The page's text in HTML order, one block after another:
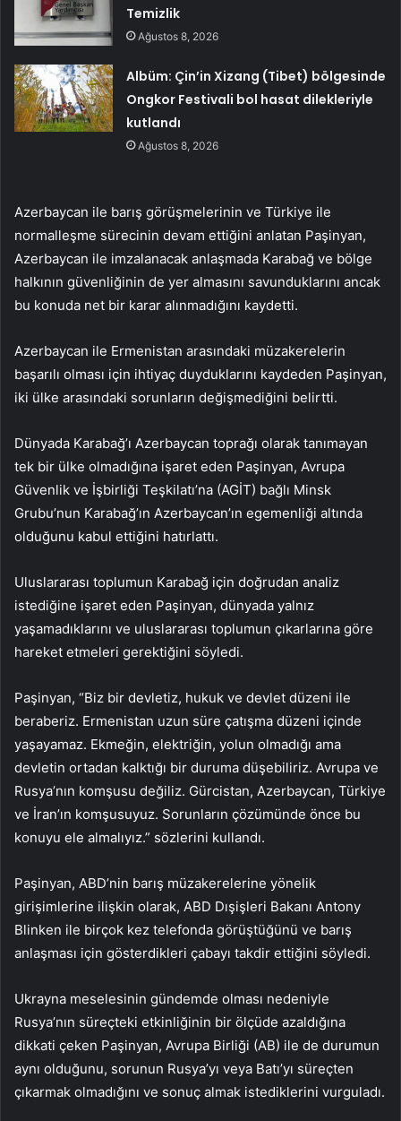
Temizlik
Ağustos 8, 2026
Albüm: Çin’in Xizang (Tibet) bölgesinde
Ongkor Festivali bol hasat dilekleriyle
kutlandı
Ağustos 8, 2026
Azerbaycan ile barış görüşmelerinin ve Türkiye ile
normalleşme sürecinin devam ettiğini anlatan Paşinyan,
Azerbaycan ile imzalanacak anlaşmada Karabağ ve bölge
halkının güvenliğinin de yer almasını savunduklarını ancak
bu konuda net bir karar alınmadığını kaydetti.
Azerbaycan ile Ermenistan arasındaki müzakerelerin
başarılı olması için ihtiyaç duyduklarını kaydeden Paşinyan,
iki ülke arasındaki sorunların değişmediğini belirtti.
Dünyada Karabağ’ı Azerbaycan toprağı olarak tanımayan
tek bir ülke olmadığına işaret eden Paşinyan, Avrupa
Güvenlik ve İşbirliği Teşkilatı’na (AGİT) bağlı Minsk
Grubu’nun Karabağ’ın Azerbaycan’ın egemenliği altında
olduğunu kabul ettiğini hatırlattı.
Uluslararası toplumun Karabağ için doğrudan analiz
istediğine işaret eden Paşinyan, dünyada yalnız
yaşamadıklarını ve uluslararası toplumun çıkarlarına göre
hareket etmeleri gerektiğini söyledi.
Paşinyan, “Biz bir devletiz, hukuk ve devlet düzeni ile
beraberiz. Ermenistan uzun süre çatışma düzeni içinde
yaşayamaz. Ekmeğin, elektriğin, yolun olmadığı ama
devletin ortadan kalktığı bir duruma düşebiliriz. Avrupa ve
Rusya’nın komşusu değiliz. Gürcistan, Azerbaycan, Türkiye
ve İran’ın komşusuyuz. Sorunların çözümünde önce bu
konuyu ele almalıyız.” sözlerini kullandı.
Paşinyan, ABD’nin barış müzakerelerine yönelik
girişimlerine ilişkin olarak, ABD Dışişleri Bakanı Antony
Blinken ile birçok kez telefonda görüştüğünü ve barış
anlaşması için gösterdikleri çabayı takdir ettiğini söyledi.
Ukrayna meselesinin gündemde olması nedeniyle
Rusya’nın süreçteki etkinliğinin bir ölçüde azaldığına
dikkati çeken Paşinyan, Avrupa Birliği (AB) ile de durumun
aynı olduğunu, sorunun Rusya’yı veya Batı’yı süreçten
çıkarmak olmadığını ve sonuç almak istediklerini vurguladı.